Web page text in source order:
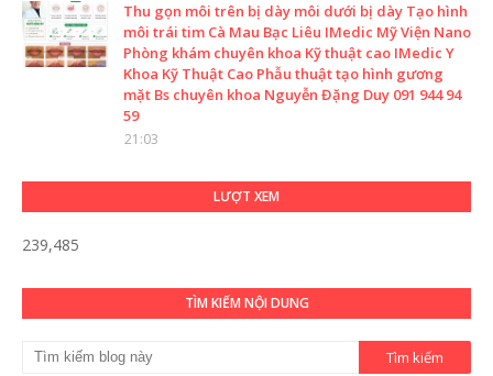
Thu gọn môi trên bị dày môi dưới bị dày Tạo hình
môi trái tim Cà Mau Bạc Liêu IMedic Mỹ Viện Nano
Phòng khám chuyên khoa Kỹ thuật cao IMedic Y
Khoa Kỹ Thuật Cao Phẫu thuật tạo hình gương
mặt Bs chuyên khoa Nguyễn Đặng Duy 091 944 94
59
21:03
LƯỢT XEM
239,485
TÌM KIẾM NỘI DUNG